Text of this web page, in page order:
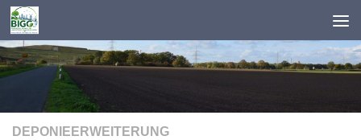
Zum Inhalt springen
DEPONIEERWEITERUNG